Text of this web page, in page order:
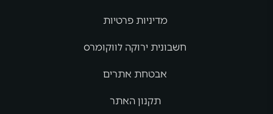
מדיניות פרטיות
חשבונית ירוקה לווקומרס
אבטחת אתרים
תקנון האתר